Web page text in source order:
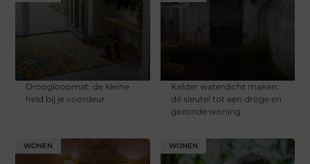
Droogloopmat: de kleine
held bij je voordeur
Kelder waterdicht maken:
dé sleutel tot een droge en
gezonde woning
WONEN WONEN